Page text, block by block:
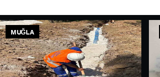
MUĞLA